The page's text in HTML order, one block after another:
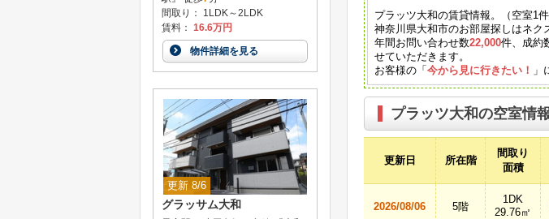
プラッツ大和の賃貸情報。（空室1
神奈川県大和市のお部屋探しはネク
年間お問い合わせ数22,000件、成約
せていただきます。
お客様の「今から見に行きたい！ 」
プラッツ大和の空室情
更新日 所在階
間取り
面積
2026/08/06 5階
1DK
29.76㎡
間取り： 1LDK～2LDK
賃料： 16.6万円
物件詳細を見る
更新 8/6
グラッサム大和